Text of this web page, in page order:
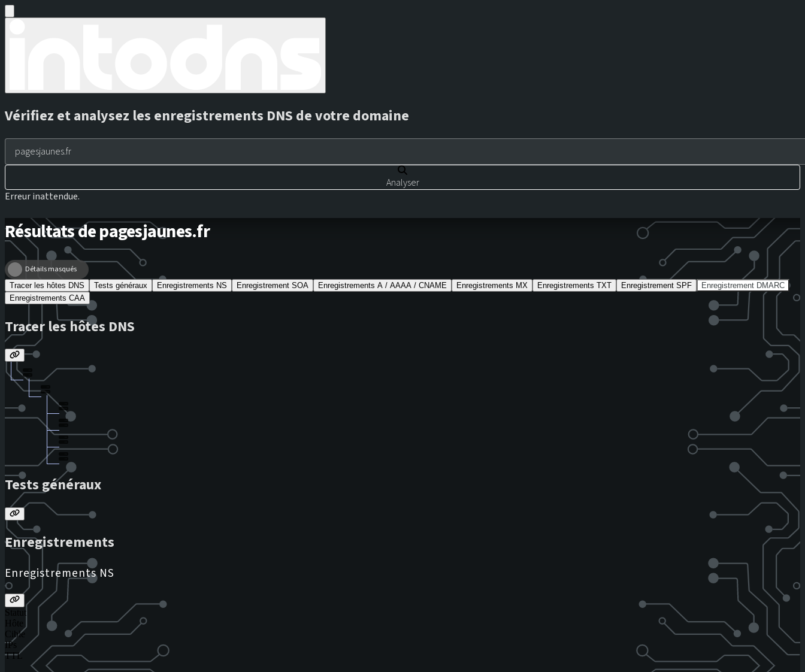
Vérifiez et analysez les enregistrements DNS de votre domaine
Analyser
Erreur inattendue.
Résultats de pagesjaunes.fr
Détails masqués
Tracer les hôtes DNS Tests généraux Enregistrements NS Enregistrement SOA Enregistrements A / AAAA / CNAME Enregistrements MX Enregistrements TXT Enregistrement SPF
Enregistrement DMARC
Enregistrements CAA
Tracer les hôtes DNS
Tests généraux
Enregistrements
Enregistrements NS
Statut
Hôte
Cible
IPs
TTL